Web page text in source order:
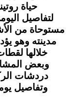
حياة
لتفاصيل
مستوحاة من
مدينته وهو
خلالها
وبعض
دردشات
وتفاصيل